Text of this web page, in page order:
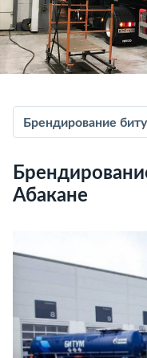
Брендирование
Абакане